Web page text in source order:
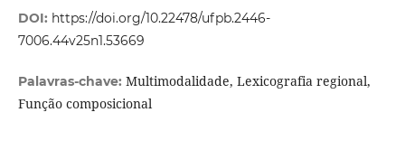
DOI: https://doi.org/10.22478/ufpb.2446-
7006.44v25n1.53669
Palavras-chave: Multimodalidade, Lexicografia regional,
Função composicional